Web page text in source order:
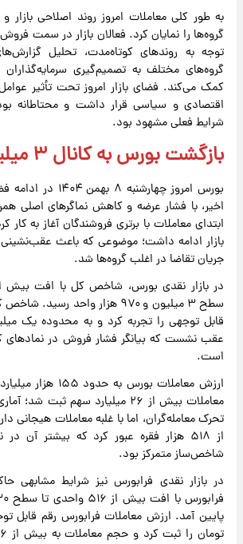
به طور کلی معاملات امروز روند اصلاحی
گروه‌ها را نمایان کرد. فعالان بازار در سمت
توجه به روندهای کوتاه‌مدت، تحلیل
گروه‌های مختلف به تصمیم‌گیری
کمک می‌کند. فضای بازار امروز تحت تأثیر
اقتصادی و سیاسی قرار داشت و محتاطانه
شرایط فعلی مشهود بود.
بازگشت بورس به کانال ۳ میلیون
بورس امروز چهارشنبه
اخیر، با فشار عرضه و کاهش نماگرهای اصلی
ابتدای معاملات با برتری فروشندگان آغاز به کار
بازار ادامه داشت؛ موضوعی که باعث
جریان تقاضا در اغلب گروه‌ها شد.
سطح ۳ میلیون و ۹۷۰ هزار واحد
عقب نشست که بیانگر فشار فروش در نمادهای
است.
ارزش معاملات بورس
معاملات بیش از ۲۶ میلیارد سهم ثبت
تحرک معامله‌گران، اما با غلبه معاملات هیجانی
از ۵۱۸ هزار فقره عبور کرد که بیشتر آن
شاخص‌ساز متمرکز بود.
در بازار نقدی فرابورس نیز شرایط